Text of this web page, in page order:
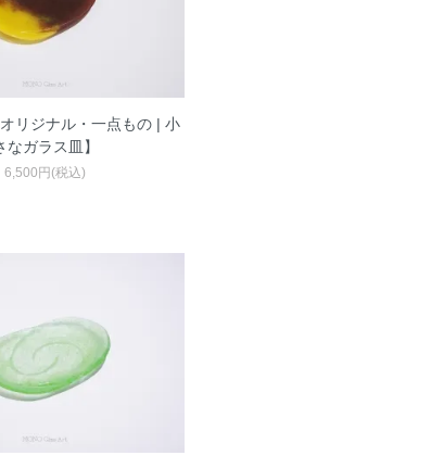
リジナル・一点もの | 小
なガラス皿】
6,500円(税込)